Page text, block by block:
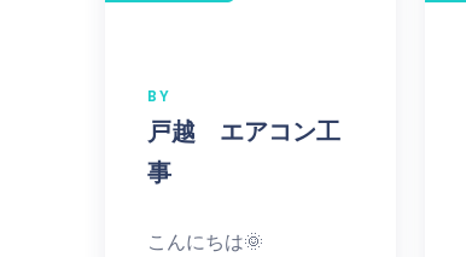
BY
戸越 エアコン工
事
こんにちは🌞